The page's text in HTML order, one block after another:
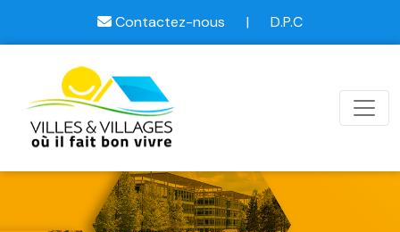
Contactez-nous | D.P.C